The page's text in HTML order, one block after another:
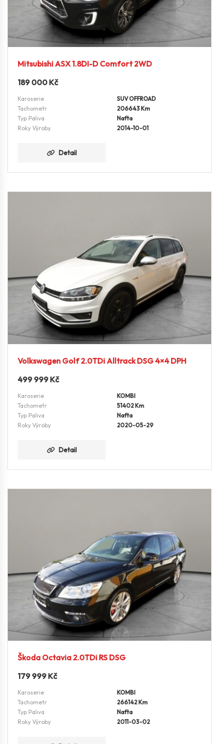
Mitsubishi ASX 1.8DI-D Comfort 2WD
189 000 Kč
Karoserie
SUV OFFROAD
Tachometr
206643 Km
Typ Paliva
Nafta
Roky Výroby
2014-10-01
Detail
Volkswagen Golf 2.0TDi Alltrack DSG 4×4 DPH
499 999 Kč
Karoserie
KOMBI
Tachometr
51402 Km
Typ Paliva
Nafta
Roky Výroby
2020-05-29
Detail
Škoda Octavia 2.0TDi RS DSG
179 999 Kč
Karoserie
KOMBI
Tachometr
266142 Km
Typ Paliva
Nafta
Roky Výroby
2011-03-02